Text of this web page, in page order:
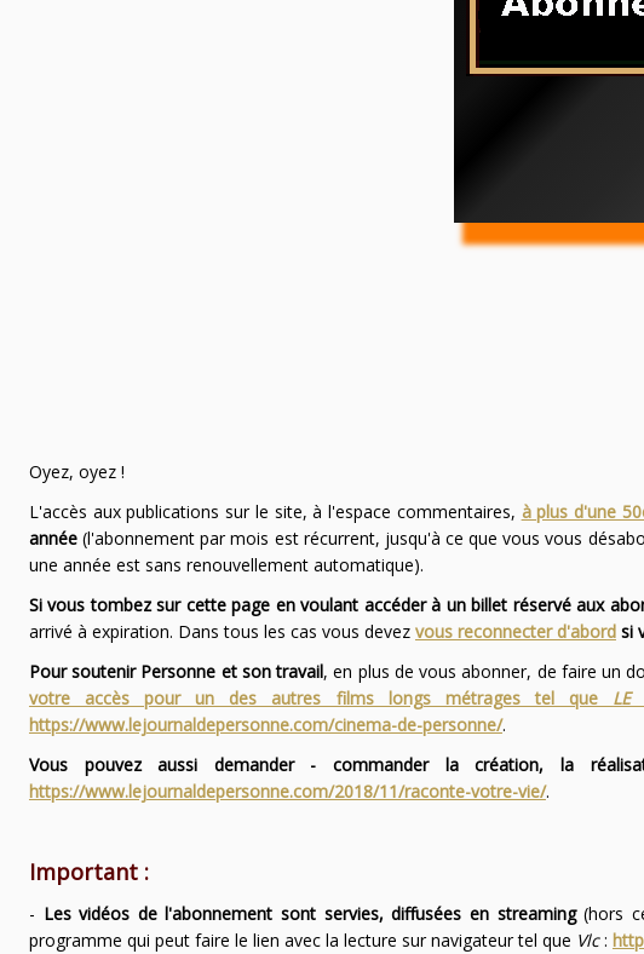
Oyez, oyez !
L'accès aux publications sur le site, à l'espace commentaires, à plus d'une
année(l'abonnement par mois est récurrent, jusqu'à ce que vous vous
une année est sans renouvellement automatique).
Si vous tombez sur cette page en voulant accéder à un billet réservé aux
arrivé à expiration. Dans tous les cas vous devez vous reconnecter d'abordsi
Pour soutenir Personne et son travail, en plus de vous abonner, de faire un
votre accès pour un des autres films longs métrages tel que LE
https://www.lejournaldepersonne.com/cinema-de-personne/.
Vous pouvez aussi demander - commander la création, la
https://www.lejournaldepersonne.com/2018/11/raconte-votre-vie/.
Important :
- Les vidéos de l'abonnement sont servies, diffusées en streaming(hors
programme qui peut faire le lien avec la lecture sur navigateur tel que Vlc: